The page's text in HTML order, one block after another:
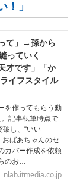
！」
て」→孫から
っていく
です」「か
イフスタイル
を作ってもらう動
記事執筆時点で
し、“いい
ばあちゃんのセ
カバー作成を依頼
のお…
nlab.itmedia.co.jp